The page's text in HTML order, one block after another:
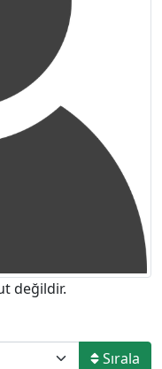
değildir.
Sırala